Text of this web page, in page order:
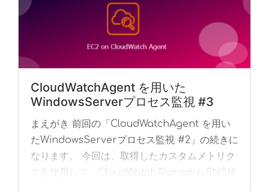
CloudWatchAgent を用いた
WindowsServerプロセス監視 #3
まえがき 前回の「CloudWatchAgent を用い
たWindowsServerプロセス監視 #2」の続きに
なります。 今回は、取得したカスタムメトリク
スを使用して、CloudWatchAlarmからSNS経